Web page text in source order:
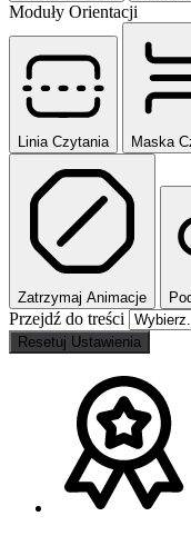
Moduły Orientacji
Linia Czytania Maska
Zatrzymaj Animacje
Przejdź do treści
Resetuj Ustawienia